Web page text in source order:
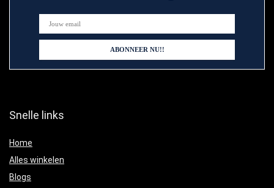
Snelle links
Home
Alles winkelen
Blogs